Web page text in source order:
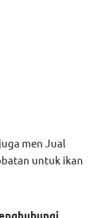
men Jual
untuk ikan